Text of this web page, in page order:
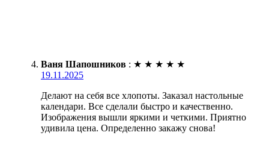
Ваня Шапошников : ★ ★ ★ ★ ★
19.11.2025
Делают на себя все хлопоты. Заказал настольные
календари. Все сделали быстро и качественно.
Изображения вышли яркими и четкими. Приятно
удивила цена. Определенно закажу снова!